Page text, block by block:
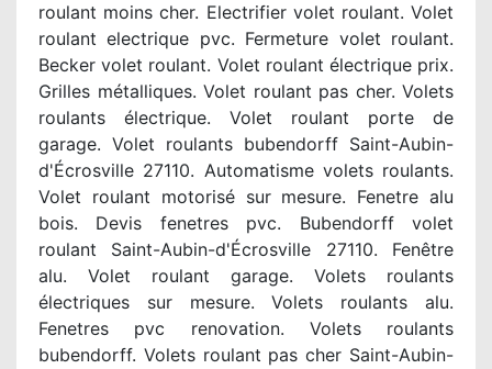
roulant moins cher. Electrifier volet roulant. Volet
roulant electrique pvc. Fermeture volet roulant.
Becker volet roulant. Volet roulant électrique prix.
Grilles métalliques. Volet roulant pas cher. Volets
roulants électrique. Volet roulant porte de
garage. Volet roulants bubendorff Saint-Aubin-
d'Écrosville 27110. Automatisme volets roulants.
Volet roulant motorisé sur mesure. Fenetre alu
bois. Devis fenetres pvc. Bubendorff volet
roulant Saint-Aubin-d'Écrosville 27110. Fenêtre
alu. Volet roulant garage. Volets roulants
électriques sur mesure. Volets roulants alu.
Fenetres pvc renovation. Volets roulants
bubendorff. Volets roulant pas cher Saint-Aubin-